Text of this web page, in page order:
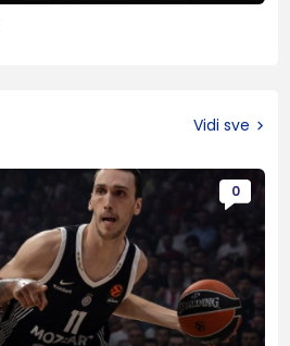
Vidi sve
0